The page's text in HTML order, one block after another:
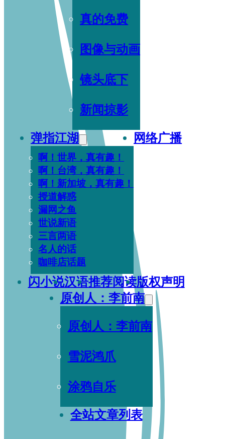
真的免费
图像与动画
镜头底下
新闻掠影
弹指江湖
啊！世界，真有趣！
啊！台湾，真有趣！
啊！新加坡，真有趣！
授道解惑
漏网之鱼
世说新语
三言两语
名人的话
咖啡店话题
网络广播
闪小说汉语推荐阅读版权声明
原创人：李前南
原创人：李前南
雪泥鸿爪
涂鸦自乐
全站文章列表